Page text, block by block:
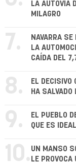
LA AUTOVÍA
MILAGRO
7.
NAVARRA
LA
CAÍDA DEL
8.
EL DECISIVO
HA
9.
EL PUEBLO
QUE ES
10. UN MANSO
LE